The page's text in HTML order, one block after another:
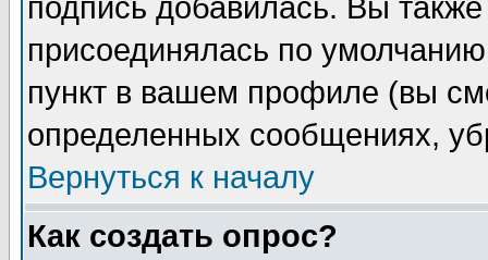
подпись добавилась. Вы
присоединялась по
пункт в вашем профиле (вы
определенных сообщениях,
Вернуться к началу
Как создать опрос?